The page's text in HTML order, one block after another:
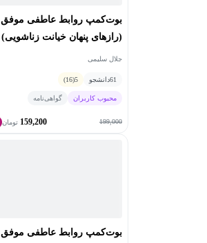
بوت‌کمپ روابط عاطفی موفق
(رازهای پنهان خیانت زناشویی)
جلال سلیمی
61دانشجو 5
(16)
محبوب کاربران گواهی‌نامه
199,000
159,200 تومان
بوت‌کمپ روابط عاطفی موفق